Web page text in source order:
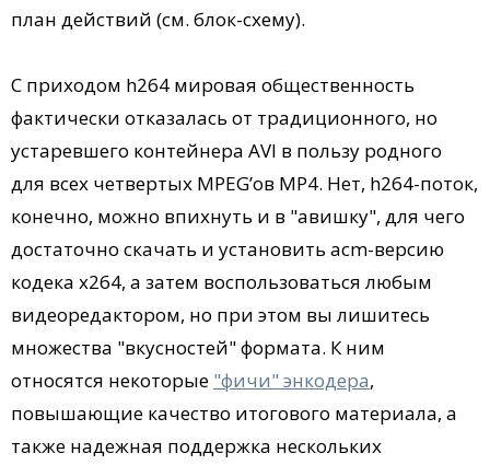
план действий (см. блок-схему).
C приходом h264 мировая общественность
фактически отказалась от традиционного, но
устаревшего контейнера AVI в пользу родного
для всех четвертых MPEG’ов MP4. Нет, h264-поток,
конечно, можно впихнуть и в "авишку", для чего
достаточно скачать и установить acm-версию
кодека x264, а затем воспользоваться любым
видеоредактором, но при этом вы лишитесь
множества "вкусностей" формата. К ним
относятся некоторые "фичи" энкодера,
повышающие качество итогового материала, а
также надежная поддержка нескольких